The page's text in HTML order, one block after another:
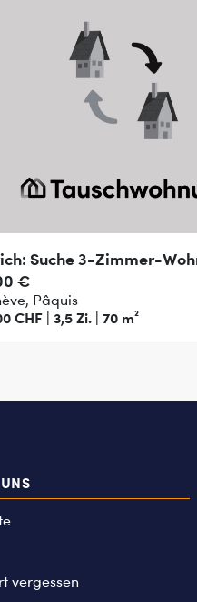
Suche 3-Zimmer-
€
Pâquis
CHF | 3,5 Zi. | 70 m²
vergessen